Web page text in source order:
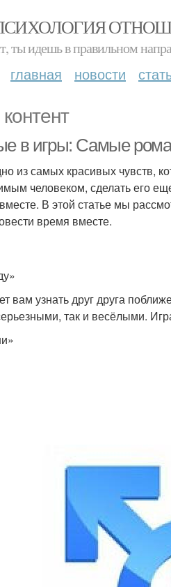
ты идешь в правильном
главная новости
в игры: Самые
из самых красивых чувств,
человеком, сделать его
В этой статье мы
время вместе.
вам узнать друг друга
так и весёлыми.